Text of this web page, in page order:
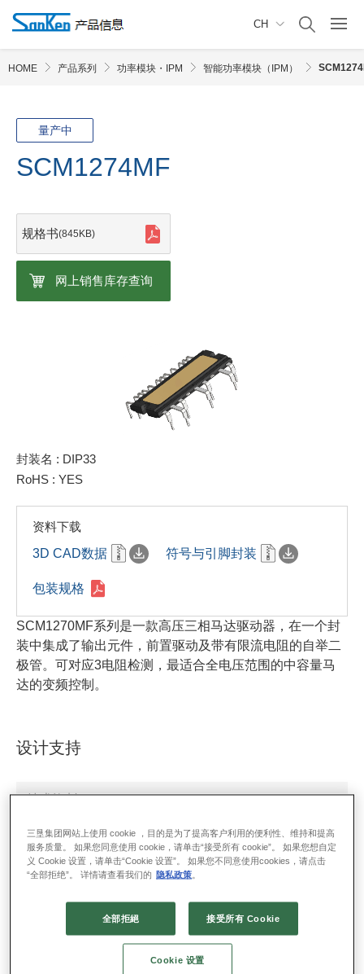
CH
HOME 产品系列 功率模块・IPM 智能功率模块（IPM）
量产中
SCM1274MF
封装名 : DIP33
RoHS : YES
规格书(845KB)
网上销售库存查询
SCM1270MF系列是一款高压三相马达驱动器，在一个封
装中集成了输出元件，前置驱动及带有限流电阻的自举二
极管。可对应3电阻检测，最适合全电压范围的中容量马
达的变频控制。
资料下载
3D CAD数据
符号与引脚封装
包装规格
设计支持
技术资料
【产品选择指南】高压电机驱动器
Power Loss Calculation Tool: DT0051
三垦集团网站上使用 cookie ，目的是为了提高客户利用的便利性、维持和提高
服务质量。 如果您同意使用 cookie，请单击“接受所有 cookie”。 如果您想自定
义 Cookie 设置，请单击“Cookie 设置”。 如果您不同意使用cookies，请点击
“全部拒绝”。 详情请查看我们的 隐私政策
全部拒絕 接受所有 Cookie
Cookie 设置